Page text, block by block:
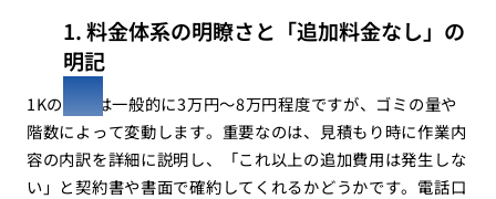
1. 料金体系の明瞭さと「追加料金なし」の
明記
1Kの相場は一般的に3万円〜8万円程度ですが、ゴミの量や
階数によって変動します。重要なのは、見積もり時に作業内
容の内訳を詳細に説明し、「これ以上の追加費用は発生しな
い」と契約書や書面で確約してくれるかどうかです。電話口